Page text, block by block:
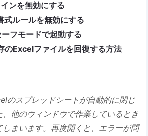
ンを無効にする
式ルールを無効にする
フモードで起動する
のExcelファイルを回復する方法
のスプレッドシートが自動的に閉じ
、他のウィンドウで作業しているとき
まいます。再度開くと、エラーが問